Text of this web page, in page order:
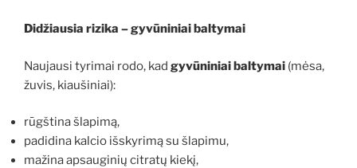
Didžiausia rizika – gyvūniniai baltymai
Naujausi tyrimai rodo, kad gyvūniniai baltymai (mėsa,
žuvis, kiaušiniai):
rūgština šlapimą,
padidina kalcio išskyrimą su šlapimu,
mažina apsauginių citratų kiekį,